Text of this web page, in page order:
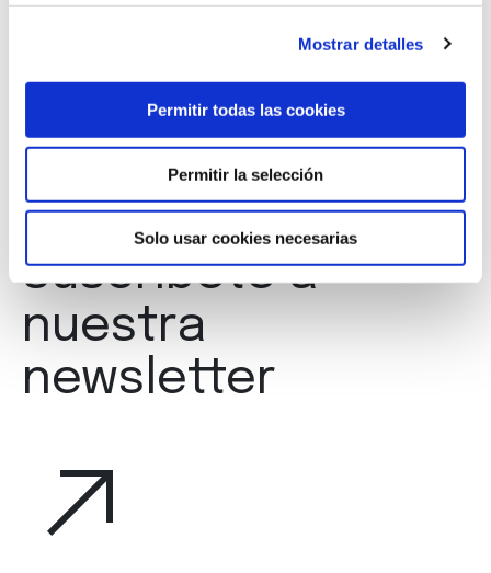
Mostrar detalles
Permitir todas las cookies
Permitir la selección
Solo usar cookies necesarias
Suscríbete a
nuestra
newsletter